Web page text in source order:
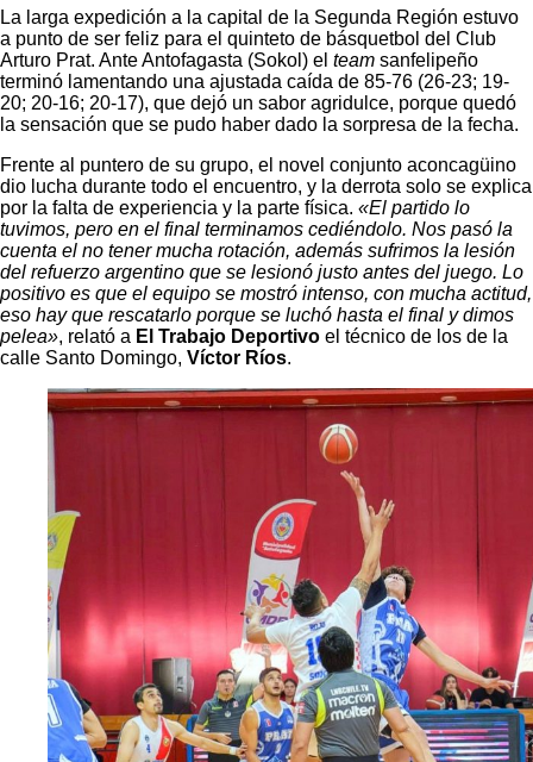
La larga expedición a la capital de la Segunda Región estuvo
a punto de ser feliz para el quinteto de básquetbol del Club
Arturo Prat. Ante Antofagasta (Sokol) el team sanfelipeño
terminó lamentando una ajustada caída de 85-76 (26-23; 19-
20; 20-16; 20-17), que dejó un sabor agridulce, porque quedó
la sensación que se pudo haber dado la sorpresa de la fecha.
Frente al puntero de su grupo, el novel conjunto aconcagüino
dio lucha durante todo el encuentro, y la derrota solo se explica
por la falta de experiencia y la parte física. «El partido lo
tuvimos, pero en el final terminamos cediéndolo. Nos pasó la
cuenta el no tener mucha rotación, además sufrimos la lesión
del refuerzo argentino que se lesionó justo antes del juego. Lo
positivo es que el equipo se mostró intenso, con mucha actitud,
eso hay que rescatarlo porque se luchó hasta el final y dimos
pelea», relató a El Trabajo Deportivo el técnico de los de la
calle Santo Domingo, Víctor Ríos.